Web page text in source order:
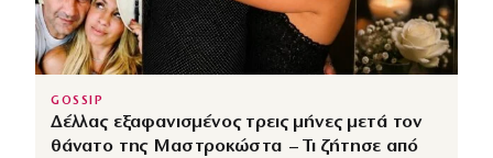
GOSSIP
Δέλλας εξαφανισμένος τρεις μήνες μετά τον
θάνατο της Μαστροκώστα – Τι ζήτησε από